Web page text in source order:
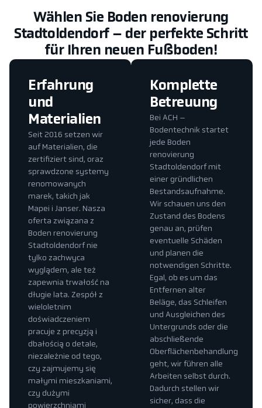
Wählen Sie Boden renovierung
Stadtoldendorf – der perfekte Schritt
für Ihren neuen Fußboden!
Komplette
Betreuung
Bei ACH –
Bodentechnik startet
jede Boden
renovierung
Stadtoldendorf mit
einer gründlichen
Bestandsaufnahme.
Wir schauen uns den
Zustand des Bodens
genau an, prüfen
eventuelle Schäden
und planen die
notwendigen Schritte.
Egal, ob es um das
Entfernen alter
Beläge, das Schleifen
und Ausgleichen des
Untergrunds oder die
abschließende
Oberflächenbehandlung
geht, wir führen alle
Arbeiten selbst durch.
Dadurch stellen wir
sicher, dass die
Erfahrung
und
Materialien
Seit 2016 setzen wir
auf Materialien, die
zertifiziert sind, oraz
sprawdzone systemy
renomowanych
marek, takich jak
Mapei i Janser. Nasza
oferta związana z
Boden renovierung
Stadtoldendorf nie
tylko zachwyca
wyglądem, ale też
zapewnia trwałość na
długie lata. Zespół z
wieloletnim
doświadczeniem
pracuje z precyzją i
dbałością o detale,
niezależnie od tego,
czy zajmujemy się
małymi mieszkaniami,
czy dużymi
powierzchniami